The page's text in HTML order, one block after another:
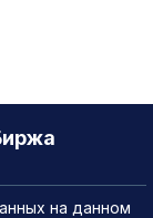
на данном